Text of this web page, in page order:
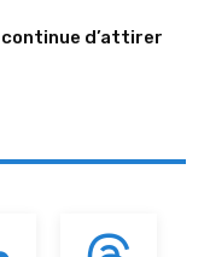
continue d’attirer